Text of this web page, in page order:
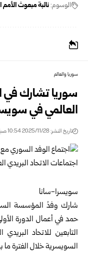
الوسوم:نائبة مبعوث الأمم
سوريا والعالم
سوريا تشارك في
العالمي في
تاريخ النشر: 2025/11/28 10:54 صباحًا
سويسرا-سانا
شارك وفدُ المؤسسة
حمد في أعمال الدورة
التابعين للاتحاد
السويسرية خلال الفترة ما بين الـ 24 والـ 28 من تشرين